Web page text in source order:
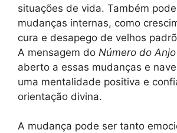
situações de vida. Também
mudanças internas, como
cura e desapego de velhos
A mensagem do Número do
aberto a essas mudanças e
uma mentalidade positiva e
orientação divina.
A mudança pode ser tanto